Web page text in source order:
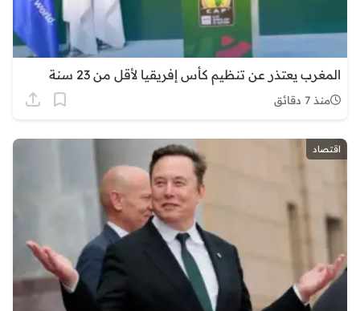
المغرب يعتذر عن تنظيم كأس إفريقيا لأقل من 23 سنة
منذ 7 دقائق
اقتصاد